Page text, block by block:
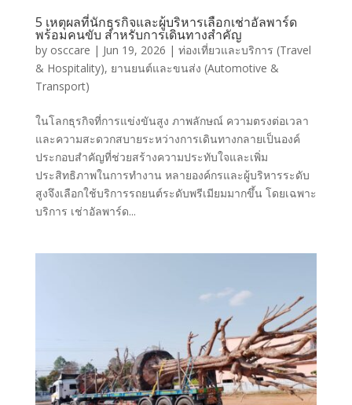
5 เหตุผลที่นักธุรกิจและผู้บริหารเลือกเช่าอัลพาร์ด
พร้อมคนขับ สำหรับการเดินทางสำคัญ
by osccare | Jun 19, 2026 | ท่องเที่ยวและบริการ (Travel
& Hospitality), ยานยนต์และขนส่ง (Automotive &
Transport)
ในโลกธุรกิจที่การแข่งขันสูง ภาพลักษณ์ ความตรงต่อเวลา
และความสะดวกสบายระหว่างการเดินทางกลายเป็นองค์
ประกอบสำคัญที่ช่วยสร้างความประทับใจและเพิ่ม
ประสิทธิภาพในการทำงาน หลายองค์กรและผู้บริหารระดับ
สูงจึงเลือกใช้บริการรถยนต์ระดับพรีเมียมมากขึ้น โดยเฉพาะ
บริการ เช่าอัลพาร์ด...